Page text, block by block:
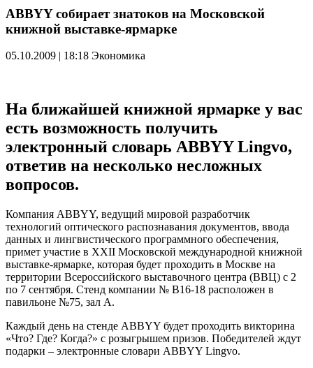
ABBYY собирает знатоков на Московской
книжной выставке-ярмарке
05.10.2009 | 18:18 Экономика
На ближайшей книжной ярмарке у вас
есть возможность получить
электронный словарь ABBYY Lingvo,
ответив на несколько несложных
вопросов.
Компания ABBYY, ведущий мировой разработчик
технологий оптического распознавания документов, ввода
данных и лингвистического программного обеспечения,
примет участие в XXII Московской международной книжной
выставке-ярмарке, которая будет проходить в Москве на
территории Всероссийского выставочного центра (ВВЦ) с 2
по 7 сентября. Стенд компании № В16-18 расположен в
павильоне №75, зал А.
Каждый день на стенде ABBYY будет проходить викторина
«Что? Где? Когда?» с розыгрышем призов. Победителей ждут
подарки – электронные словари ABBYY Lingvo.